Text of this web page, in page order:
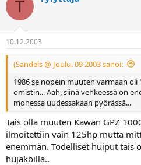
T
10.12.2003
(Sandels @ Joulu. 09 2003 sanoi:
1986 se nopein muuten varmaan oli
omistin... Aah, siinä vehkeessä on
monessa uudessakaan pyörässä...
Tais olla muuten Kawan GPZ
ilmoitettiin vain 125hp mutta
enemmän. Todelliset huiput tais
hujakoilla..